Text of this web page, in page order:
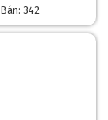
Poplar
342